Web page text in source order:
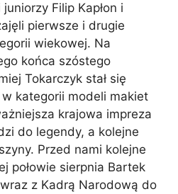
Filip Kapłon i
pierwsze i drugie
wiekowej. Na
końca szóstego
Tokarczyk stał się
kategorii modeli makiet
krajowa impreza
do legendy, a kolejne
Przed nami kolejne
połowie sierpnia Bartek
z Kadrą Narodową do